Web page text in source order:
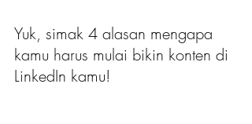
Yuk, simak 4 alasan mengapa
kamu harus mulai bikin konten di
LinkedIn kamu!